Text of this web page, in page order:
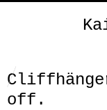
off.